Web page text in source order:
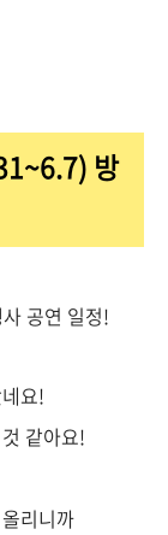
방
공연 일정!
요!
같아요!
리니까